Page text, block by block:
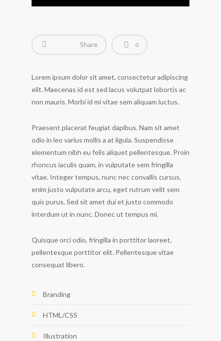
Share 0
Lorem ipsum dolor sit amet, consectetur adipiscing
elit. Maecenas id est sed lacus volutpat lobortis ac
non mauris. Morbi id mi vitae sem aliquam luctus.
Praesent placerat feugiat dapibus. Nam sit amet
odio in leo varius mollis a at ligula. Suspendisse
elementum nibh eu felis aliquet pellentesque. Proin
rhoncus iaculis quam, in vulputate sem fringilla
vitae. Integer tempus, nunc nec convallis cursus,
enim justo vulputate arcu, eget rutrum velit sem
quis purus. Sed sit amet dui et justo commodo
interdum ut in nunc. Donec ut tempus mi.
Quisque orci odio, fringilla in porttitor laoreet,
pellentesque porttitor elit. Pellentesque vitae
consequat libero.
Branding
HTML/CSS
Illustration